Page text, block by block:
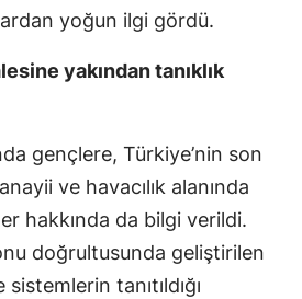
yoğun ilgi gördü.
yakından tanıklık
gençlere, Türkiye’nin son
ve havacılık alanında
hakkında da bilgi verildi.
doğrultusunda geliştirilen
tanıtıldığı